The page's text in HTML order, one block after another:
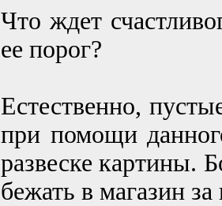
Что ждет
ее порог?
Естественно,
при помощи
развеске картины.
бежать в магазин